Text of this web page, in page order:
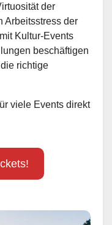
der
Arbeitsstress der
Kultur-Events
beschäftigen
richtige
viele Events direkt